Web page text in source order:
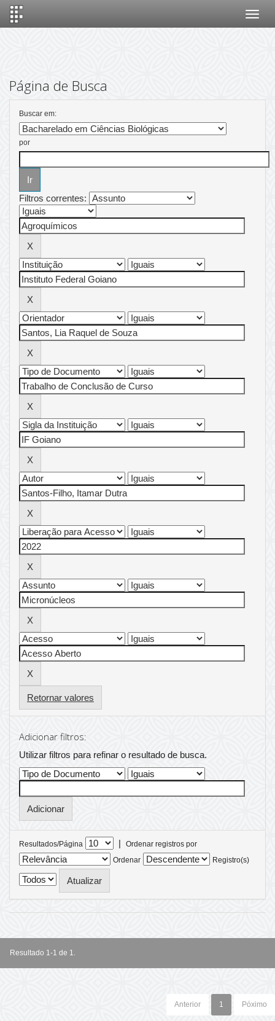
Página de Busca
Buscar em:
por
Filtros correntes:
Retornar valores
Adicionar filtros:
Utilizar filtros para refinar o resultado de busca.
Resultados/Página |
Ordenar registros por
Ordenar
Registro(s)
Resultado 1-1 de 1.
Anterior 1 Póximo